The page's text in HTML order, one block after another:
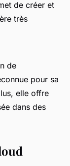
de créer et
très
de
pour sa
elle offre
dans des